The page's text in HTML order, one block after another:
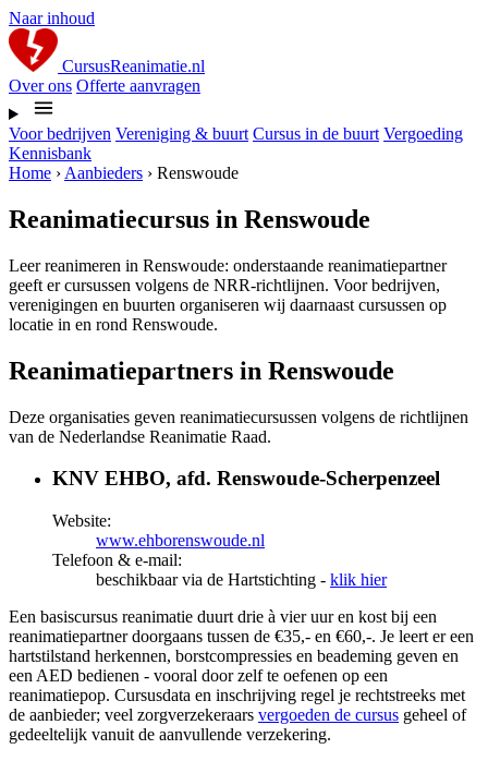
Naar inhoud
CursusReanimatie.nl
Over ons Offerte aanvragen
Voor bedrijven Vereniging & buurt Cursus in de buurt Vergoeding
Kennisbank
Home › Aanbieders › Renswoude
Reanimatiecursus in Renswoude
Leer reanimeren in Renswoude: onderstaande reanimatiepartner
geeft er cursussen volgens de NRR-richtlijnen. Voor bedrijven,
verenigingen en buurten organiseren wij daarnaast cursussen op
locatie in en rond Renswoude.
Reanimatiepartners in Renswoude
Deze organisaties geven reanimatiecursussen volgens de richtlijnen
van de Nederlandse Reanimatie Raad.
KNV EHBO, afd. Renswoude-Scherpenzeel
Website:
www.ehborenswoude.nl
Telefoon & e-mail:
beschikbaar via de Hartstichting - klik hier
Een basiscursus reanimatie duurt drie à vier uur en kost bij een
reanimatiepartner doorgaans tussen de €35,- en €60,-. Je leert er een
hartstilstand herkennen, borstcompressies en beademing geven en
een AED bedienen - vooral door zelf te oefenen op een
reanimatiepop. Cursusdata en inschrijving regel je rechtstreeks met
de aanbieder; veel zorgverzekeraars vergoeden de cursus geheel of
gedeeltelijk vanuit de aanvullende verzekering.